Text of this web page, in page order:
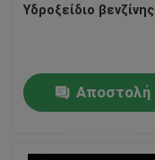
Υδροξείδιο βενζίνης
Αποστολή